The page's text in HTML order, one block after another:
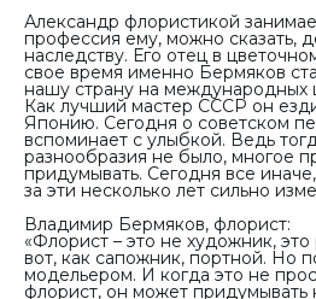
Александр флористикой
профессия ему, можно сказать,
наследству. Его отец в
свое время именно Бермяков
нашу страну на международных
Как лучший мастер СССР он
Японию. Сегодня о советском
вспоминает с улыбкой. Ведь
разнообразия не было, многое
придумывать. Сегодня все иначе,
за эти несколько лет сильно
Владимир Бермяков, флорист:
«Флорист – это не художник,
вот, как сапожник, портной. Но
модельером. И когда это не
флорист, он может придумывать